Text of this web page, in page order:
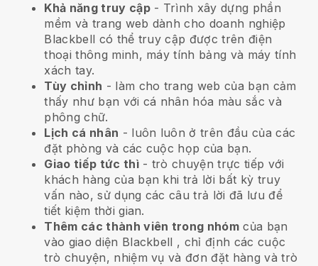
Khả năng truy cập- Trình xây dựng phần
mềm và trang web dành cho doanh nghiệp
Blackbell có thể truy cập được trên điện
thoại thông minh, máy tính bảng và máy tính
xách tay.
Tùy chỉnh - làm cho trang web của bạn cảm
thấy như bạn với cá nhân hóa màu sắc và
phông chữ.
Lịch cá nhân - luôn luôn ở trên đầu của các
đặt phòng và các cuộc họp của bạn.
Giao tiếp tức thì- trò chuyện trực tiếp với
khách hàng của bạn khi trả lời bất kỳ truy
vấn nào, sử dụng các câu trả lời đã lưu để
tiết kiệm thời gian.
Thêm các thành viên trong nhóm của bạn
vào giao diện Blackbell , chỉ định các cuộc
trò chuyện, nhiệm vụ và đơn đặt hàng và trò